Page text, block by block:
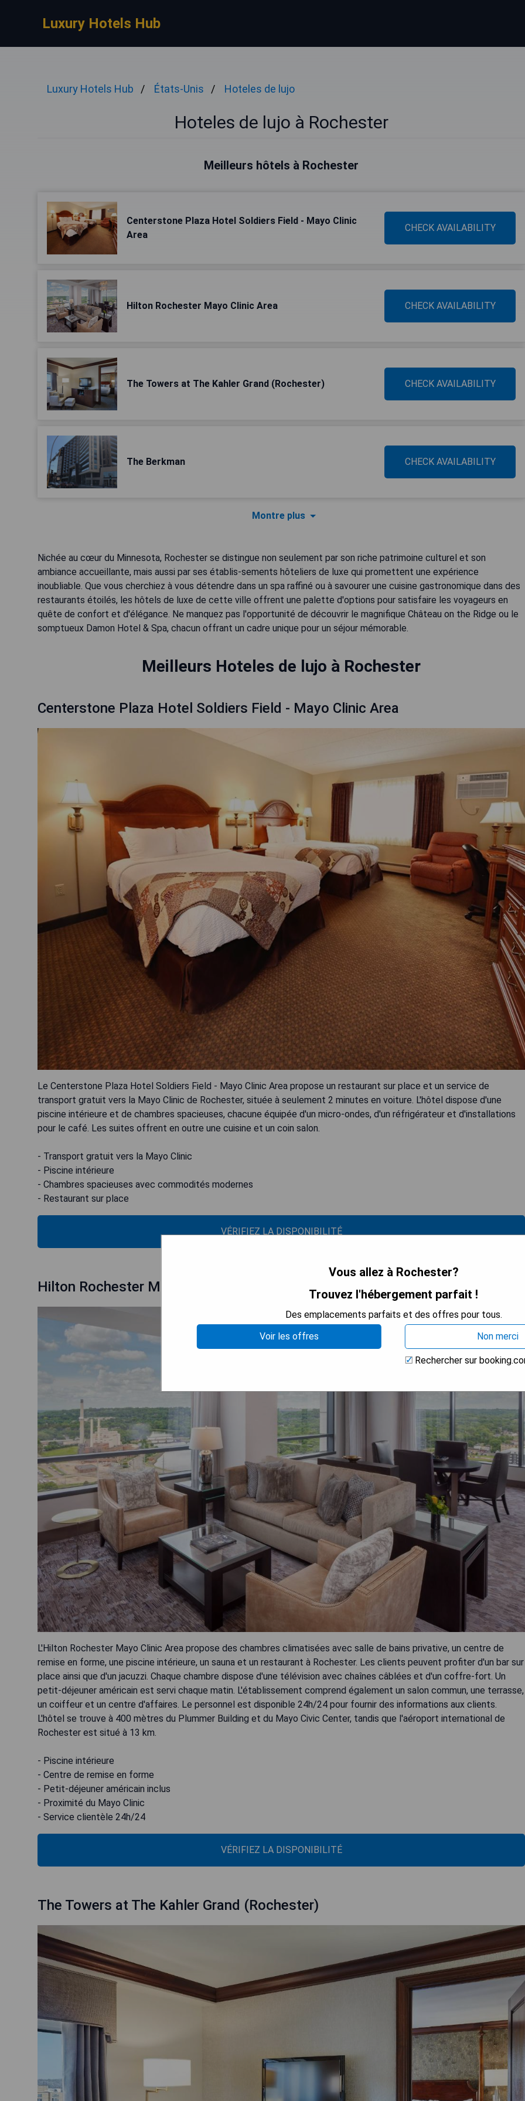
Luxury Hotels Hub
Luxury Hotels Hub États-Unis Hoteles de lujo
Hoteles de lujo à Rochester
Meilleurs hôtels à Rochester
Centerstone Plaza Hotel Soldiers Field - Mayo Clinic
Area
CHECK AVAILABILITY
Hilton Rochester Mayo Clinic Area CHECK AVAILABILITY
The Towers at The Kahler Grand (Rochester) CHECK AVAILABILITY
The Berkman CHECK AVAILABILITY
Montre plus
Nichée au cœur du Minnesota, Rochester se distingue non seulement par son riche patrimoine culturel et son
ambiance accueillante, mais aussi par ses établis-sements hôteliers de luxe qui promettent une expérience
inoubliable. Que vous cherchiez à vous détendre dans un spa raffiné ou à savourer une cuisine gastronomique dans des
restaurants étoilés, les hôtels de luxe de cette ville offrent une palette d'options pour satisfaire les voyageurs en
quête de confort et d'élégance. Ne manquez pas l'opportunité de découvrir le magnifique Château on the Ridge ou le
somptueux Damon Hotel & Spa, chacun offrant un cadre unique pour un séjour mémorable.
Meilleurs Hoteles de lujo à Rochester
Centerstone Plaza Hotel Soldiers Field - Mayo Clinic Area
Le Centerstone Plaza Hotel Soldiers Field - Mayo Clinic Area propose un restaurant sur place et un service de
transport gratuit vers la Mayo Clinic de Rochester, située à seulement 2 minutes en voiture. L'hôtel dispose d'une
piscine intérieure et de chambres spacieuses, chacune équipée d'un micro-ondes, d'un réfrigérateur et d'installations
pour le café. Les suites offrent en outre une cuisine et un coin salon.
- Transport gratuit vers la Mayo Clinic
- Piscine intérieure
- Chambres spacieuses avec commodités modernes
- Restaurant sur place
VÉRIFIEZ LA DISPONIBILITÉ
Hilton Rochester Mayo Clinic Area
L'Hilton Rochester Mayo Clinic Area propose des chambres climatisées avec salle de bains privative, un centre de
remise en forme, une piscine intérieure, un sauna et un restaurant à Rochester. Les clients peuvent profiter d'un bar sur
place ainsi que d'un jacuzzi. Chaque chambre dispose d'une télévision avec chaînes câblées et d'un coffre-fort. Un
petit-déjeuner américain est servi chaque matin. L'établissement comprend également un salon commun, une terrasse,
un coiffeur et un centre d'affaires. Le personnel est disponible 24h/24 pour fournir des informations aux clients.
L'hôtel se trouve à 400 mètres du Plummer Building et du Mayo Civic Center, tandis que l'aéroport international de
Rochester est situé à 13 km.
- Piscine intérieure
- Centre de remise en forme
- Petit-déjeuner américain inclus
- Proximité du Mayo Clinic
- Service clientèle 24h/24
VÉRIFIEZ LA DISPONIBILITÉ
The Towers at The Kahler Grand (Rochester)
Vous allez à Rochester?
Trouvez l'hébergement parfait !
Des emplacements parfaits et des offres pour tous.
Voir les offres
Non merci
Rechercher sur